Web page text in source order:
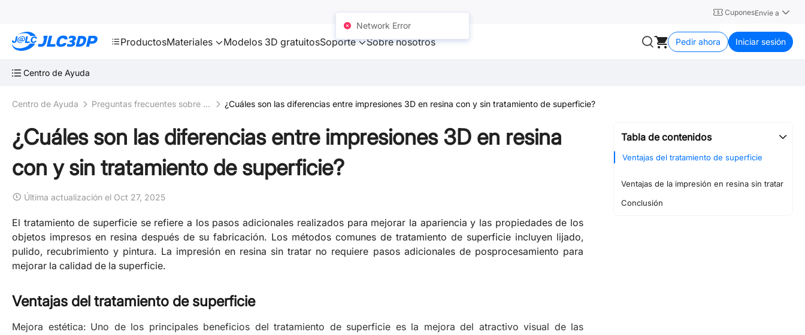
CuponesEnvie a
ProductosMateriales Modelos 3D gratuitosSoporte Sobre nosotros Pedir ahora Iniciar sesión
Centro de Ayuda
Centro de Ayuda Preguntas frecuentes sobre impresión 3D ¿Cuáles son las diferencias entre impresiones 3D en resina con y sin tratamiento de superficie?
¿Cuáles son las diferencias entre impresiones 3D en resina
con y sin tratamiento de superficie?
Última actualización el Oct 27, 2025
El tratamiento de superficie se refiere a los pasos adicionales realizados para mejorar la apariencia y las propiedades de los
objetos impresos en resina después de su fabricación. Los métodos comunes de tratamiento de superficie incluyen lijado,
pulido, recubrimiento y pintura. La impresión en resina sin tratar no requiere pasos adicionales de posprocesamiento para
mejorar la calidad de la superficie.
Ventajas del tratamiento de superficie
Mejora estética: Uno de los principales beneficios del tratamiento de superficie es la mejora del atractivo visual de las
Tabla de contenidos
Ventajas del tratamiento de superficie
Ventajas de la impresión en resina sin tratar
Conclusión
Network Error